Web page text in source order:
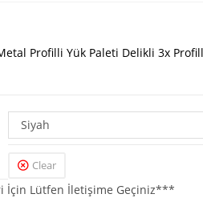
Profilli Yük Paleti Delikli 3x
Siyah
Clear
İçin Lütfen İletişime Geçiniz***